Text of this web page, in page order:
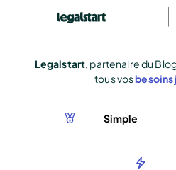
Legalstart, partenaire du
tous vosbesoins
Simple